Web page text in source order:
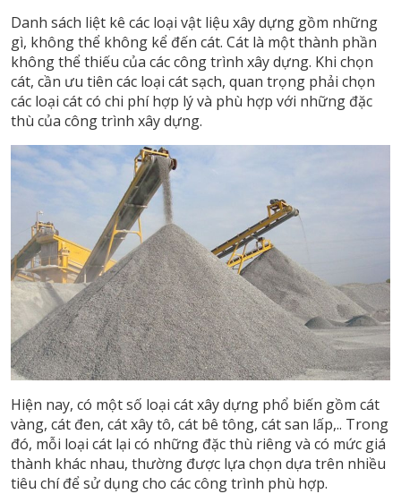
Danh sách liệt kê các loại vật liệu xây dựng gồm những
gì, không thể không kể đến cát. Cát là một thành phần
không thể thiếu của các công trình xây dựng. Khi chọn
cát, cần ưu tiên các loại cát sạch, quan trọng phải chọn
các loại cát có chi phí hợp lý và phù hợp với những đặc
thù của công trình xây dựng.
Hiện nay, có một số loại cát xây dựng phổ biến gồm cát
vàng, cát đen, cát xây tô, cát bê tông, cát san lấp,.. Trong
đó, mỗi loại cát lại có những đặc thù riêng và có mức giá
thành khác nhau, thường được lựa chọn dựa trên nhiều
tiêu chí để sử dụng cho các công trình phù hợp.